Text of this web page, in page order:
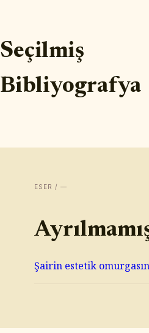
Seçilmiş
Bibliyografya
ESER / —
Şairin estetik